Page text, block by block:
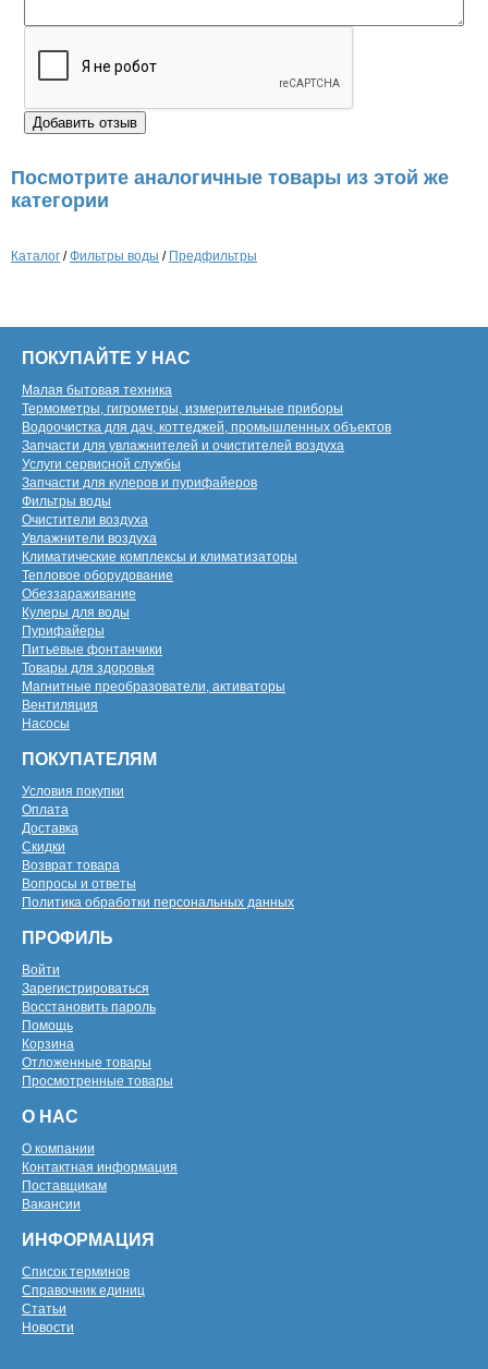
Посмотрите аналогичные товары из этой же
категории
Каталог /Фильтры воды / Предфильтры
ПОКУПАЙТЕ У НАС
Малая бытовая техника
Термометры, гигрометры, измерительные приборы
Водоочистка для дач, коттеджей, промышленных объектов
Запчасти для увлажнителей и очистителей воздуха
Услуги сервисной службы
Запчасти для кулеров и пурифайеров
Фильтры воды
Очистители воздуха
Увлажнители воздуха
Климатические комплексы и климатизаторы
Тепловое оборудование
Обеззараживание
Кулеры для воды
Пурифайеры
Питьевые фонтанчики
Товары для здоровья
Магнитные преобразователи, активаторы
Вентиляция
Насосы
ПОКУПАТЕЛЯМ
Условия покупки
Оплата
Доставка
Скидки
Возврат товара
Вопросы и ответы
Политика обработки персональных данных
ПРОФИЛЬ
Войти
Зарегистрироваться
Восстановить пароль
Помощь
Корзина
Отложенные товары
Просмотренные товары
О НАС
О компании
Контактная информация
Поставщикам
Вакансии
ИНФОРМАЦИЯ
Список терминов
Справочник единиц
Статьи
Новости